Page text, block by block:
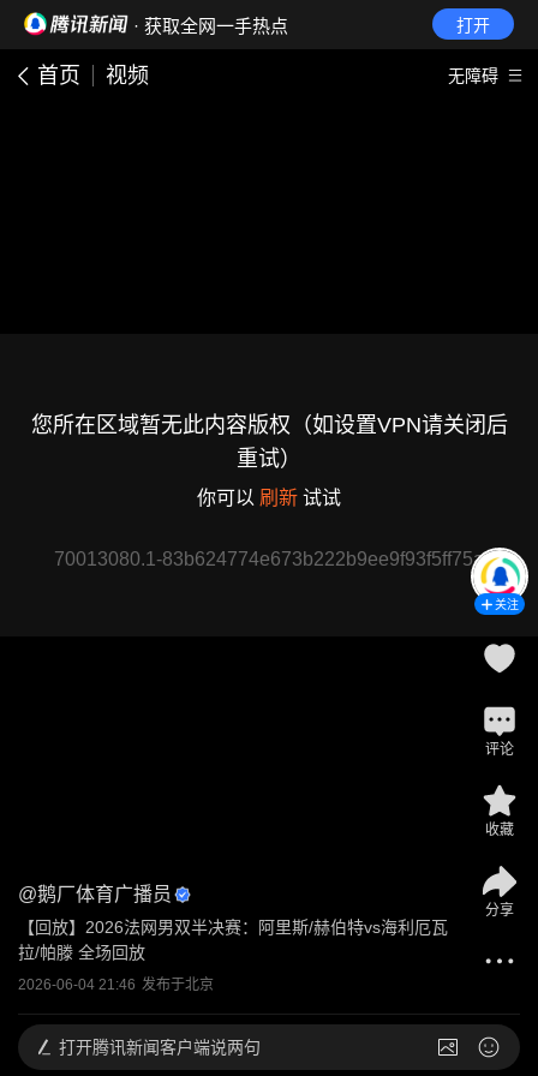
· 获取全网一手热点 打开
首页 视频 无障碍
您所在区域暂无此内容版权（如设置VPN请关闭后
重试）
你可以 刷新 试试
70013080.1-83b624774e673b222b9ee9f93f5ff75a
@鹅厂体育广播员
【回放】2026法网男双半决赛：阿里斯/赫伯特vs海利厄瓦
拉/帕滕 全场回放
2026-06-04 21:46 发布于北京
关注
评论
收藏
分享
打开腾讯新闻客户端说两句